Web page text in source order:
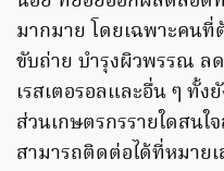
มากมาย โดยเฉพาะคนที่
ขับถ่าย บำรุงผิวพรรณ ล
เรสเตอรอลและอื่น ๆ ทั้ง
ส่วนเกษตรกรรายใดสน
สามารถติดต่อได้ที่หมาย